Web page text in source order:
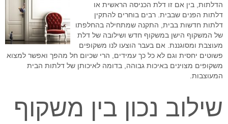
הדלתות, בין אם זו דלת הכניסה הראשית או
דלתות הפנים שבבית. רבים בוחרים להתקין
דלתות חדשות בבית, התקנה שמתחילה בהחלפתו
של המשקוף הישן במשקוף חדש ושילובה של דלת
מעוצבת ומסוגננת. אם בעבר הוצעו לנו משקופים
פשוטים יחסית וגם לא כל כך עמידים, הרי שכיום חל מהפך ואפשר למצוא
משקופים מצוינים באיכות גבוהה, בדומה לאיכותן של דלתות הבית
המעוצבות.
שילוב נכון בין משקוף